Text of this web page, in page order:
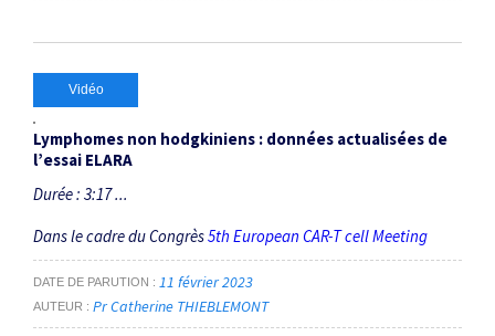
Vidéo
Lymphomes non hodgkiniens : données actualisées de
l’essai ELARA
Durée : 3:17 ...
Dans le cadre du Congrès5th European CAR-T cell Meeting
DATE DE PARUTION 11 février 2023
AUTEUR Pr Catherine THIEBLEMONT